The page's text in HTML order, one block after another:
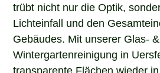
trübt nicht nur die Optik,
Lichteinfall und den
Gebäudes. Mit unserer Glas- &
Wintergartenreinigung in
transparente Flächen wieder